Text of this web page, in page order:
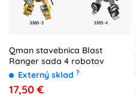
Qman stavebnica Blast
Ranger sada 4 robotov
Externý sklad ?
17,50 €